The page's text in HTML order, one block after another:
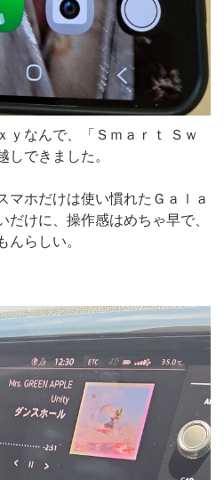
ｙなんで、「Ｓｍａｒｔ Ｓｗ
しできました。
マホだけは使い慣れたＧａｌａ
だけに、操作感はめちゃ早で、
んらしい。